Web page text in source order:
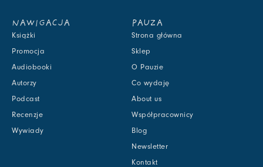
NAWIGACJA
Książki
Promocja
Audiobooki
Autorzy
Podcast
Recenzje
Wywiady
PAUZA
Strona główna
Sklep
O Pauzie
Co wydaję
About us
Współpracownicy
Blog
Newsletter
Kontakt